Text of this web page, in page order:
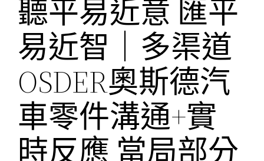
聽平易近意 匯平
易近智｜多渠道
OSDER奧斯德汽
車零件溝通+實
時反應 當局部分